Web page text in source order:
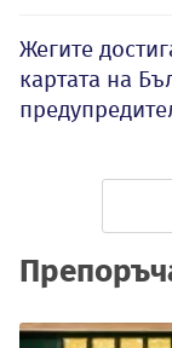
Жегите
картата на